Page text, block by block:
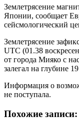
Землетрясение
Японии, сообщает
сейсмологический
Землетрясение
UTC (01.38
от города Мияко с
залегал на глубине
Информация о
не поступала.
Похожие записи: